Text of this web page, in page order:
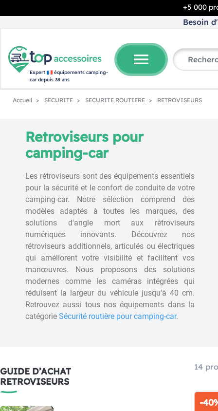
+5 000
Besoin
Expert
équipements camping-
car depuis 38 ans
menu
Accueil SECURITE SECURITE ROUTIERE RETROVISEURS
Retroviseurs pour
camping-car
Les rétroviseurs sont des équipements essentiels
pour la sécurité et le confort de conduite de votre
camping-car. Notre sélection comprend des
modèles adaptés à toutes les marques, des
solutions d'angle mort aux rétroviseurs
numériques innovants. Découvrez nos
rétroviseurs additionnels, articulés ou électriques
qui améliorent votre visibilité et facilitent vos
manœuvres. Nous proposons des solutions
modernes comme les caméras intégrées qui
réduisent la largeur du véhicule jusqu'à 40 cm.
Retrouvez aussi tous nos équipements dans la
catégorie Sécurité routière pour camping-car.
CAMERA GPS
Réf : 006742001
€ 385,90 €
RETROVISEURS AERO
PLATINIUM x2 - MILENCO
Réf : 006750001
114,90 €
Ajouter au panier
GUIDE D’ACHAT
RETROVISEURS
14
-